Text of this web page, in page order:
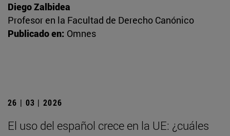
Diego Zalbidea
Profesor en la Facultad de Derecho Canónico
Publicado en: Omnes
26 | 03 | 2026
El uso del español crece en la UE: ¿cuáles